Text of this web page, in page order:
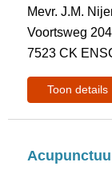
Mevr. J.M.
Voortsweg 204
7523 CK
Toon details